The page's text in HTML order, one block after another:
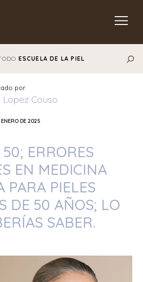
ESCUELA DE LA PIEL
por
Lopez Couso
ENERO DE 2025
ERRORES
EN MEDICINA
PARA PIELES
DE 50 AÑOS; LO
SABER.